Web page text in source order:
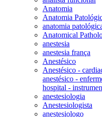
Anatomia
Anatomia
anatomia
Anatomical
anestesia
anestesia frança
Anestésico
Anestésico -
anestésico -
hospital -
anestesiologia
Anestesiologista
anestesiologo